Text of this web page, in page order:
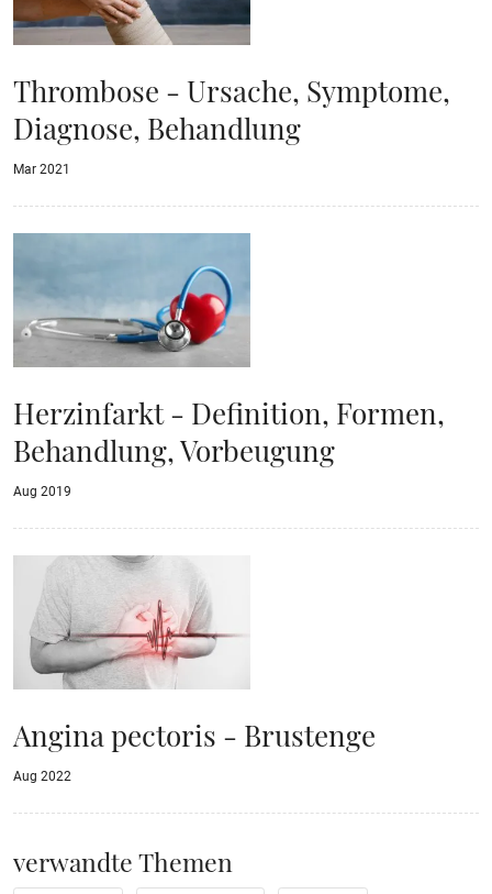
Thrombose - Ursache, Symptome,
Diagnose, Behandlung
Mar 2021
Herzinfarkt - Definition, Formen,
Behandlung, Vorbeugung
Aug 2019
Angina pectoris - Brustenge
Aug 2022
verwandte Themen